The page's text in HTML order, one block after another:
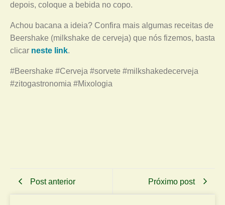
depois, coloque a bebida no copo.
Achou bacana a ideia? Confira mais algumas receitas de
Beershake (milkshake de cerveja) que nós fizemos, basta
clicar neste link.
#Beershake #Cerveja #sorvete #milkshakedecerveja
#zitogastronomia #Mixologia
Post anterior Próximo post